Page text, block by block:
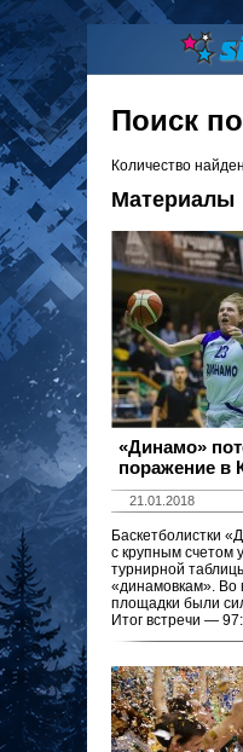
Поиск
Количество
Материалы
«Динамо»
поражение в
21.01.2018
Баскетболистки
с крупным счетом
турнирной
«динамовкам». Во
площадки были
Итог встречи —